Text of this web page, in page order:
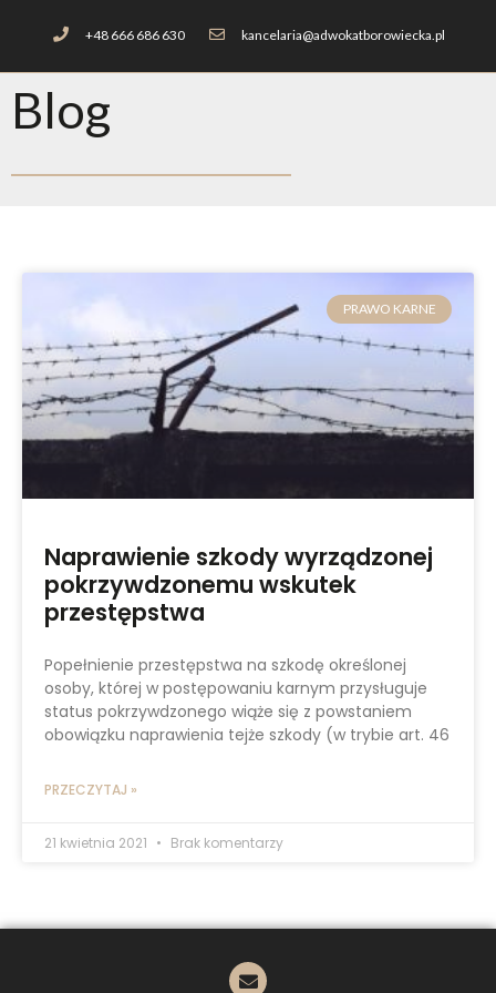
+48 666 686 630 kancelaria@adwokatborowiecka.pl
Blog
PRAWO KARNE
Naprawienie szkody wyrządzonej
pokrzywdzonemu wskutek
przestępstwa
Popełnienie przestępstwa na szkodę określonej
osoby, której w postępowaniu karnym przysługuje
status pokrzywdzonego wiąże się z powstaniem
obowiązku naprawienia tejże szkody (w trybie art. 46
PRZECZYTAJ »
21 kwietnia 2021 Brak komentarzy